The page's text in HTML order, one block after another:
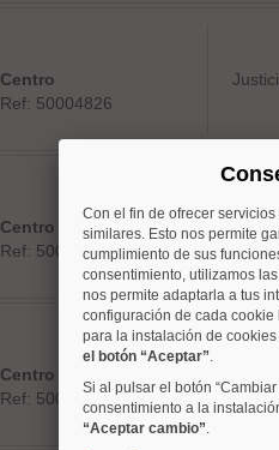
Centro
Ref: 50004826
Centro
Ref: 50003334
Centro
Ref: 50004810
Con el fin de ofrecer
similares. Esto nos permite
cumplimiento de sus
consentimiento, utilizamos
nos permite adaptarla a tus
configuración de cada cookie
para la instalación de
el botón “Aceptar”.
Si al pulsar el botón
consentimiento a la
“Aceptar cambio”.